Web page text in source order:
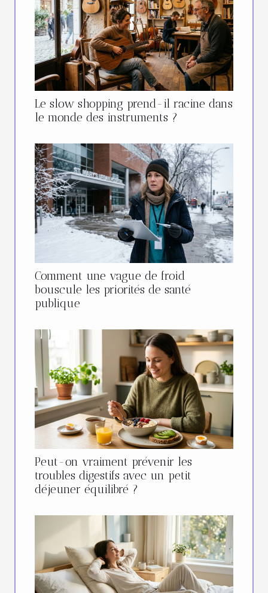
Le slow shopping prend-il racine dans
le monde des instruments ?
Comment une vague de froid
bouscule les priorités de santé
publique
Peut-on vraiment prévenir les
troubles digestifs avec un petit
déjeuner équilibré ?